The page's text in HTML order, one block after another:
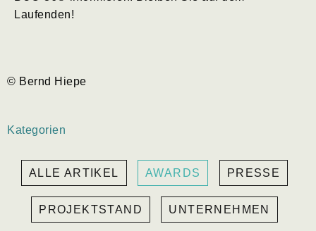
Laufenden!
© Bernd Hiepe
Kategorien
ALLE ARTIKEL AWARDS PRESSE
PROJEKTSTAND UNTERNEHMEN